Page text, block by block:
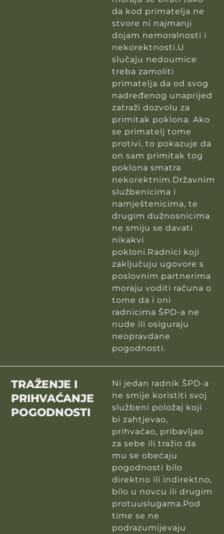
da kod primatelja ne
stvore ni najmanji
dojam nemoralnosti i
nekorektnosti.U
slučaju nedoumice
treba zamoliti
primatelja da od svog
nadređenog unaprijed
zatraži dozvolu za
primitak poklona. Ako
se primatelj tome
protivi, to pokazuje da
on sam primitak tog
poklona smatra
nekorektnim.Državnim
službenicima i
namještenicima, te
drugim dužnosnicima
ne smiju se davati
nikakvi
pokloni.Radnici koji
zaključuju ugovore s
poslovnim partnerima
moraju voditi računa o
tome da i oni
radnicima ŠPD-a ne
nude ili osiguraju
neopravdane
pogodnosti.
TRAŽENJE I
PRIHVAĆANJE
POGODNOSTI
Ni jedan radnik ŠPD-a
ne smije koristiti svoj
službeni položaj koji
bi zahtjevao,
prihvaćao, pribavljao
za sebe ili tražio da
mu se obećaju
pogodnosti bilo
direktno ili indirektno,
bilo u novcu ili drugim
protuuslugama.Pod
time se ne
podrazumijevaju